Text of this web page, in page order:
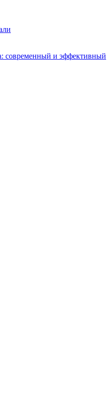
современный и эффективный